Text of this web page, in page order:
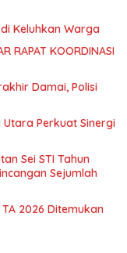
Keluhkan Warga
RAPAT KOORDINASI
Damai, Polisi
Utara Perkuat Sinergi
Sei STI Tahun
Sejumlah
2026 Ditemukan